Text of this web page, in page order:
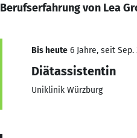
Berufserfahrung von Lea
Bis heute 6 Jahre, seit Sep.
Diätassistentin
Uniklinik Würzburg